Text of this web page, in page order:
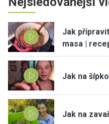
Jak
masa |
Jak na
Jak na